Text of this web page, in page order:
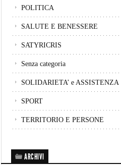
POLITICA
SALUTE E BENESSERE
SATYRICRIS
Senza categoria
SOLIDARIETA’ e ASSISTENZA
SPORT
TERRITORIO E PERSONE
ARCHIVI